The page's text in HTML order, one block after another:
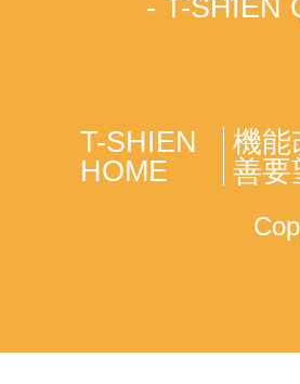
T-SHIEN
HOME
機能
善要